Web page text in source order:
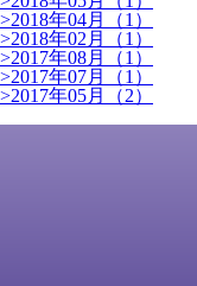
>2018年04月（1）
>2018年02月（1）
>2017年08月（1）
>2017年07月（1）
>2017年05月（2）